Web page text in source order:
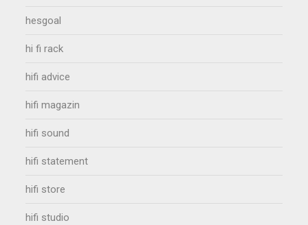
hesgoal
hi fi rack
hifi advice
hifi magazin
hifi sound
hifi statement
hifi store
hifi studio